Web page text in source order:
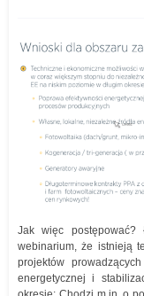
Jak więc postępować?
webinarium, że istnieją
projektów
energetycznej i